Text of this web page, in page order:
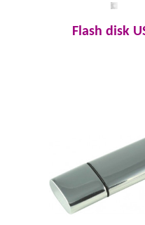
Flash disk